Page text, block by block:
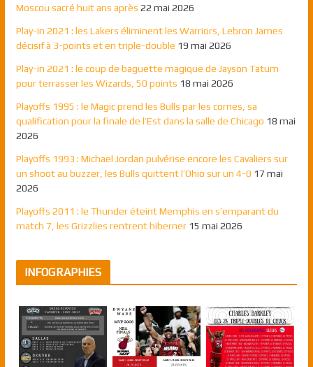
Moscou sacré huit ans après 22 mai 2026
Play-in 2021 : les Lakers éliminent les Warriors, Lebron James
décisif à 3-points et en triple-double 19 mai 2026
Play-in 2021 : le coup de baguette magique de Jayson Tatum
pour terrasser les Wizards, 50 points 18 mai 2026
Playoffs 1995 : le Magic prend les Bulls par les cornes, sa
qualification pour la finale de l’Est dans la salle de Chicago 18 mai
2026
Playoffs 1993 : Michael Jordan pulvérise encore les Cavaliers sur
un shoot au buzzer, les Bulls quittent l’Ohio sur un 4-0 17 mai
2026
Playoffs 2011 : le Thunder éteint Memphis en s’emparant du
match 7, les Grizzlies rentrent hiberner 15 mai 2026
INFOGRAPHIES